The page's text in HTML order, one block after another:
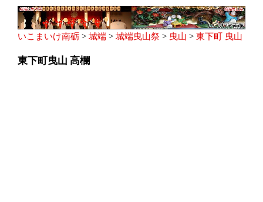
いこまいけ南砺 > 城端 > 城端曳山祭 > 曳山 > 東下町 曳山
東下町曳山 高欄